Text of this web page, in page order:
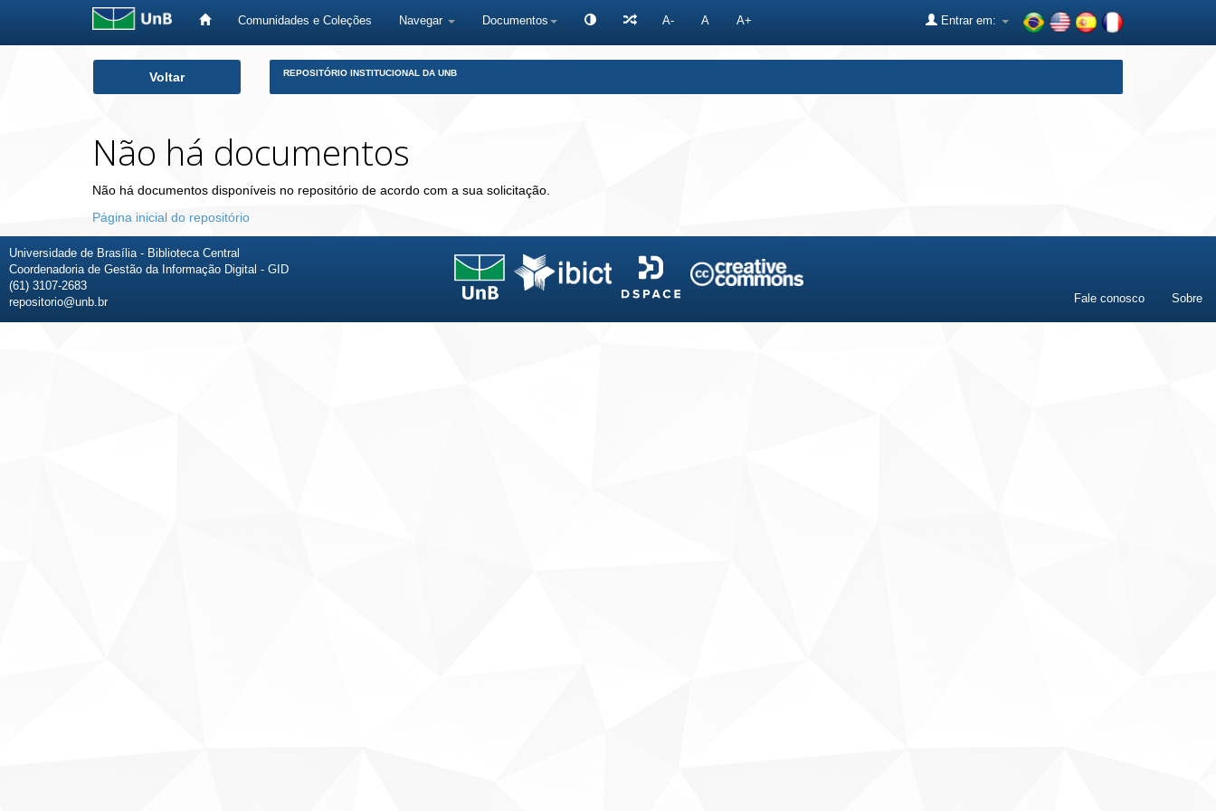
Comunidades e Coleções Navegar Documentos A- A A+ Entrar em:
Voltar REPOSITÓRIO INSTITUCIONAL DA UNB
Não há documentos
Não há documentos disponíveis no repositório de acordo com a sua solicitação.
Página inicial do repositório
Universidade de Brasília - Biblioteca Central
Coordenadoria de Gestão da Informação Digital - GID
(61) 3107-2683
repositorio@unb.br
Fale conosco Sobre